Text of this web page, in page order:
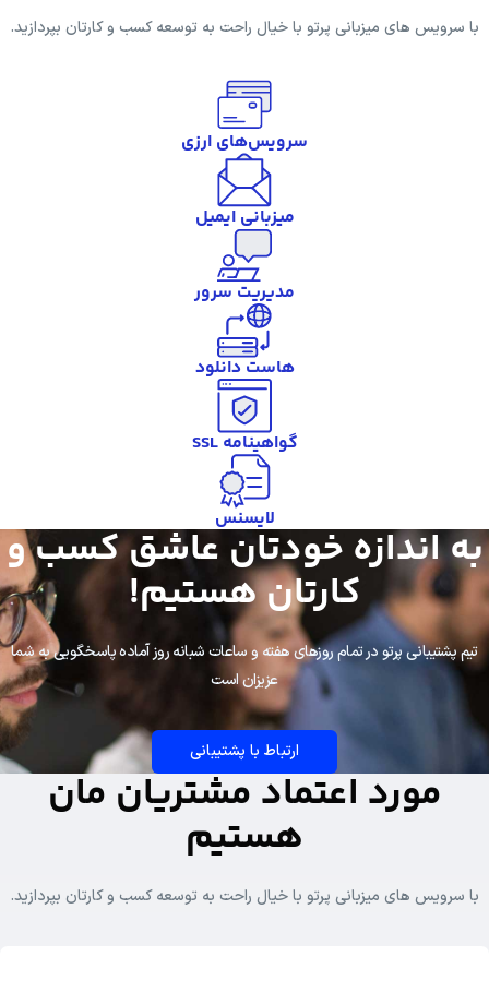
با سرویس های میزبانی پرتو با خیال راحت به توسعه کسب و کارتان بپردازید.
سرویس‌های ارزی
میزبانی ایمیل
مدیریت سرور
هاست دانلود
گواهینامه SSL
لایسنس
به اندازه خودتان عاشق کسب و
کارتان هستیم!
تیم پشتیبانی پرتو در تمام روزهای هفته و ساعات شبانه روز آماده پاسخگویی به شما
عزیزان است
ارتباط با پشتیبانی
مورد اعتماد مشتریان مان
هستیم
با سرویس های میزبانی پرتو با خیال راحت به توسعه کسب و کارتان بپردازید.